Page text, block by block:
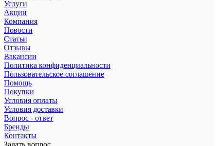
Услуги
Акции
Компания
Новости
Статьи
Отзывы
Вакансии
Политика конфиденциальности
Пользовательское соглашение
Помощь
Покупки
Условия оплаты
Условия доставки
Вопрос - ответ
Бренды
Контакты
Задать вопрос